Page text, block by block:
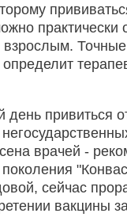
практически
взрослым.
привиться
врачей -
поколения
сейчас
вакцины